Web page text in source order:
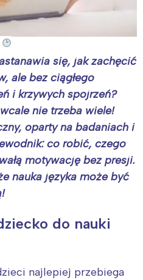
się, jak zachęcić
, ale bez ciągłego
i krzywych spojrzeń?
nie trzeba wiele!
oparty na badaniach i
co robić, czego
motywację bez presji.
nauka języka może być
do nauki
najlepiej przebiega